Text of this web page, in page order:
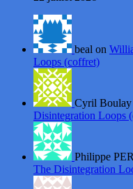
beal on
Loops (coffret)
Cyril Boulay
Disintegration Loops
Philippe
The Disintegration